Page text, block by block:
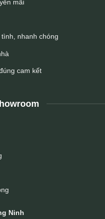
mãi
nhanh chóng
cam kết
Ninh